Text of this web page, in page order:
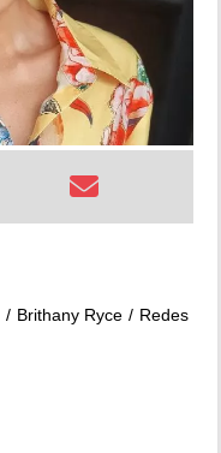
Brithany Ryce Redes